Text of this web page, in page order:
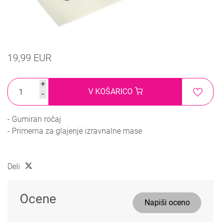
19,99 EUR
+
-
V KOŠARICO
- Gumiran ročaj
- Primerna za glajenje izravnalne mase
Deli
Ocene Napiši oceno